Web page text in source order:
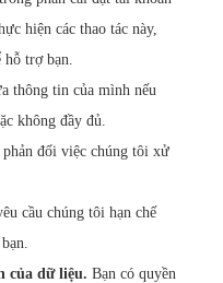
hiện các thao tác này,
trợ bạn.
thông tin của mình nếu
không đầy đủ.
phản đối việc chúng tôi xử
cầu chúng tôi hạn chế
của dữ liệu. Bạn có quyền